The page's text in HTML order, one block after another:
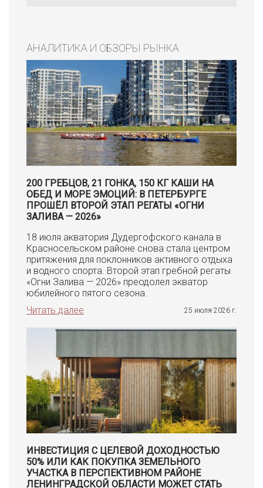
АНАЛИТИКА И ОБЗОРЫ РЫНКА
200 ГРЕБЦОВ, 21 ГОНКА, 150 КГ КАШИ НА
ОБЕД И МОРЕ ЭМОЦИЙ: В ПЕТЕРБУРГЕ
ПРОШЁЛ ВТОРОЙ ЭТАП РЕГАТЫ «ОГНИ
ЗАЛИВА — 2026»
18 июля акватория Дудергофского канала в
Красносельском районе снова стала центром
притяжения для поклонников активного отдыха
и водного спорта. Второй этап гребной регаты
«Огни Залива — 2026» преодолел экватор
юбилейного пятого сезона.
Читать далее
25 июля 2026 г.
ИНВЕСТИЦИЯ С ЦЕЛЕВОЙ ДОХОДНОСТЬЮ
50% ИЛИ КАК ПОКУПКА ЗЕМЕЛЬНОГО
УЧАСТКА В ПЕРСПЕКТИВНОМ РАЙОНЕ
ЛЕНИНГРАДСКОЙ ОБЛАСТИ МОЖЕТ СТАТЬ